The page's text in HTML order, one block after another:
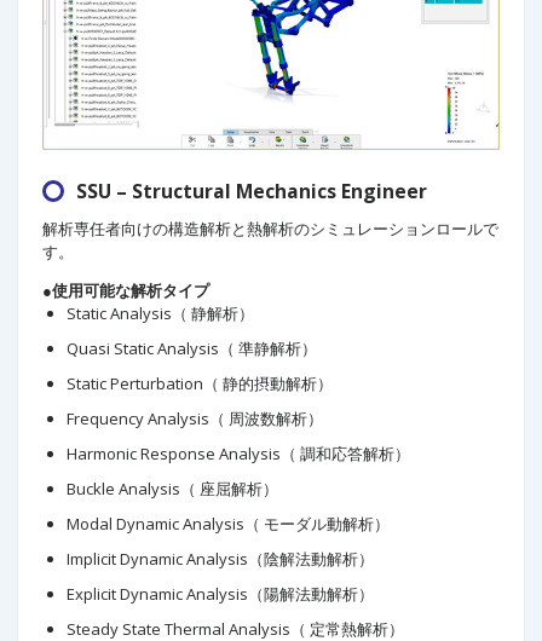
SSU – Structural Mechanics Engineer
解析専任者向けの構造解析と熱解析のシミュレーションロールで
す。
●使用可能な解析タイプ
Static Analysis（ 静解析）
Quasi Static Analysis（ 準静解析）
Static Perturbation（ 静的摂動解析）
Frequency Analysis（ 周波数解析）
Harmonic Response Analysis（ 調和応答解析）
Buckle Analysis（ 座屈解析）
Modal Dynamic Analysis（ モーダル動解析）
Implicit Dynamic Analysis（陰解法動解析）
Explicit Dynamic Analysis（陽解法動解析）
Steady State Thermal Analysis（ 定常熱解析）